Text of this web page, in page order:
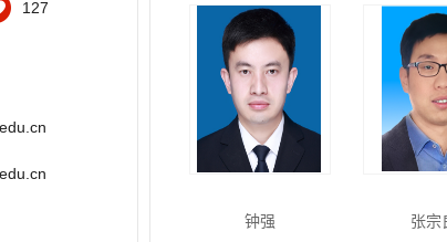
127
钟强 张宗